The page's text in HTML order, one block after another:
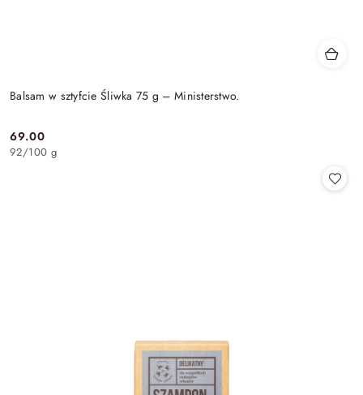
Balsam w sztyfcie Śliwka 75 g – Ministerstwo.
Cena:
69.00
92/100 g